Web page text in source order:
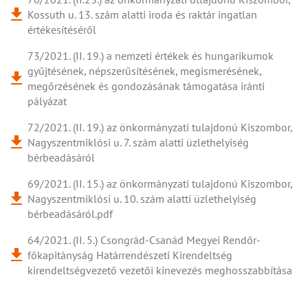
Kossuth u. 13. szám alatti iroda és raktár ingatlan
értékesítéséről
73/2021. (II. 19.) a nemzeti értékek és hungarikumok
gyűjtésének, népszerűsítésének, megismerésének,
megőrzésének és gondozásának támogatása iránti
pályázat
72/2021. (II. 19.) az önkormányzati tulajdonú Kiszombor,
Nagyszentmiklósi u. 7. szám alatti üzlethelyiség
bérbeadásáról
69/2021. (II. 15.) az önkormányzati tulajdonú Kiszombor,
Nagyszentmiklósi u. 10. szám alatti üzlethelyiség
bérbeadásáról.pdf
64/2021. (II. 5.) Csongrád-Csanád Megyei Rendőr-
főkapitányság Határrendészeti Kirendeltség
kirendeltségvezető vezetői kinevezés meghosszabbítása